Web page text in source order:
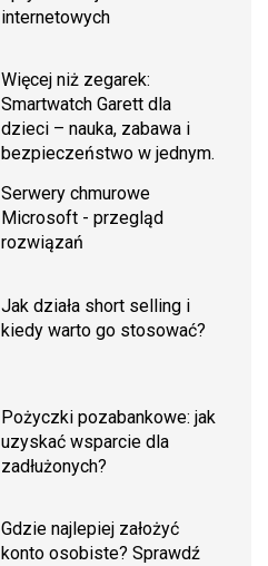
internetowych
Więcej niż zegarek:
Smartwatch Garett dla
dzieci – nauka, zabawa i
bezpieczeństwo w jednym.
Serwery chmurowe
Microsoft - przegląd
rozwiązań
Jak działa short selling i
kiedy warto go stosować?
Pożyczki pozabankowe: jak
uzyskać wsparcie dla
zadłużonych?
Gdzie najlepiej założyć
konto osobiste? Sprawdź